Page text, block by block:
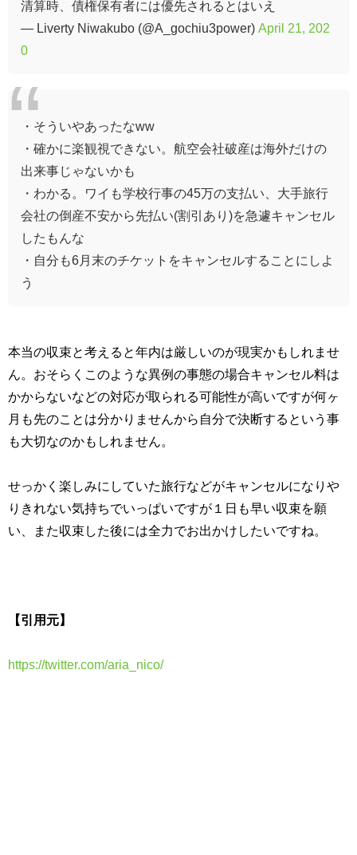
清算時、債権保有者には優先されるとはいえ
— Liverty Niwakubo (@A_gochiu3power) April 21, 202
0
・そういやあったなww
・確かに楽観視できない。航空会社破産は海外だけの
出来事じゃないかも
・わかる。ワイも学校行事の45万の支払い、大手旅行
会社の倒産不安から先払い(割引あり)を急遽キャンセル
したもんな
・自分も6月末のチケットをキャンセルすることにしよ
う
本当の収束と考えると年内は厳しいのが現実かもしれませ
ん。おそらくこのような異例の事態の場合キャンセル料は
かからないなどの対応が取られる可能性が高いですが何ヶ
月も先のことは分かりませんから自分で決断するという事
も大切なのかもしれません。
せっかく楽しみにしていた旅行などがキャンセルになりや
りきれない気持ちでいっぱいですが１日も早い収束を願
い、また収束した後には全力でお出かけしたいですね。
【引用元】
https://twitter.com/aria_nico/